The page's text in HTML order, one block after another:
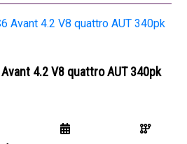
Avant 4.2 V8 quattro AUT 340pk